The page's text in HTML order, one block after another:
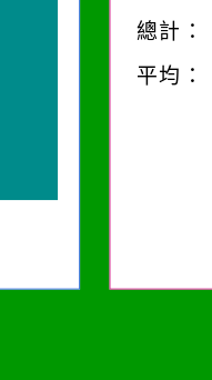
總計：
平均：